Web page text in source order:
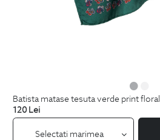
batista matase tesuta verde print floral
120 Lei
Selectati marimea